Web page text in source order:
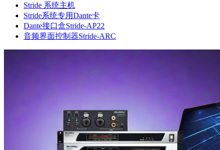
Stride 系统主机
Stride系统专用Dante卡
Dante接口盒Stride-AP22
音频界面控制器Stride-ARC